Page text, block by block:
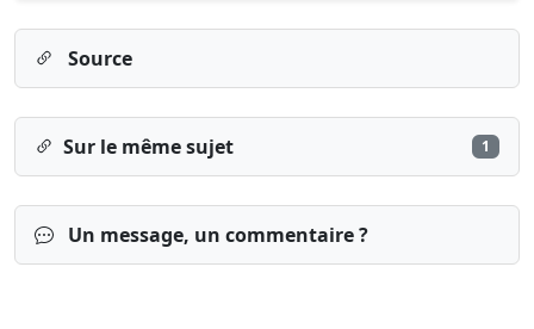
Source
Sur le même sujet 1
Un message, un commentaire ?